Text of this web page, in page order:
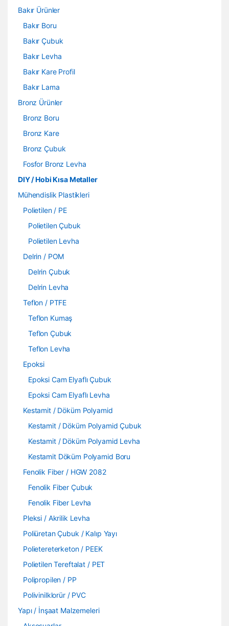
Bakır Ürünler
Bakır Boru
Bakır Çubuk
Bakır Levha
Bakır Kare Profil
Bakır Lama
Bronz Ürünler
Bronz Boru
Bronz Kare
Bronz Çubuk
Fosfor Bronz Levha
DIY / Hobi Kısa Metaller
Mühendislik Plastikleri
Polietilen / PE
Polietilen Çubuk
Polietilen Levha
Delrin / POM
Delrin Çubuk
Delrin Levha
Teflon / PTFE
Teflon Kumaş
Teflon Çubuk
Teflon Levha
Epoksi
Epoksi Cam Elyaflı Çubuk
Epoksi Cam Elyaflı Levha
Kestamit / Döküm Polyamid
Kestamit / Döküm Polyamid Çubuk
Kestamit / Döküm Polyamid Levha
Kestamit Döküm Polyamid Boru
Fenolik Fiber / HGW 2082
Fenolik Fiber Çubuk
Fenolik Fiber Levha
Pleksi / Akrilik Levha
Poliüretan Çubuk / Kalıp Yayı
Polietereterketon / PEEK
Polietilen Tereftalat / PET
Polipropilen / PP
Polivinilklorür / PVC
Yapı / İnşaat Malzemeleri